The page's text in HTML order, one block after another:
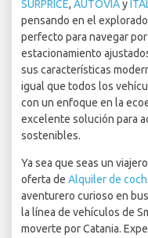
SURPRICE, AUTOVIAy
pensando en el
perfecto para navegar
estacionamiento
sus características
igual que todos los
con un enfoque en la
excelente solución para
sostenibles.
Ya sea que seas un
oferta de Alquiler de
aventurero curioso en
la línea de vehículos de
moverte por Catania.